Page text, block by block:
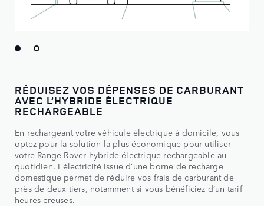
RÉDUISEZ VOS DÉPENSES DE CARBURANT
AVEC L’HYBRIDE ÉLECTRIQUE
RECHARGEABLE
En rechargeant votre véhicule électrique à domicile, vous
optez pour la solution la plus économique pour utiliser
votre Range Rover hybride électrique rechargeable au
quotidien. L’électricité issue d’une borne de recharge
domestique permet de réduire vos frais de carburant de
près de deux tiers, notamment si vous bénéficiez d’un tarif
heures creuses.